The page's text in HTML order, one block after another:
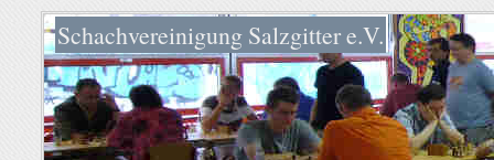
Schachvereinigung Salzgitter e.V.